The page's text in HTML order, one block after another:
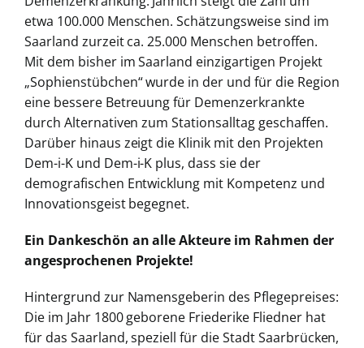
etwa 100.000 Menschen. Schätzungsweise sind im
Saarland zurzeit ca. 25.000 Menschen betroffen.
Mit dem bisher im Saarland einzigartigen Projekt
„Sophienstübchen“ wurde in der und für die Region
eine bessere Betreuung für Demenzerkrankte
durch Alternativen zum Stationsalltag geschaffen.
Darüber hinaus zeigt die Klinik mit den Projekten
Dem-i-K und Dem-i-K plus, dass sie der
demografischen Entwicklung mit Kompetenz und
Innovationsgeist begegnet.
Ein Dankeschön an alle Akteure im Rahmen der
angesprochenen Projekte!
Hintergrund zur Namensgeberin des Pflegepreises:
Die im Jahr 1800 geborene Friederike Fliedner hat
für das Saarland, speziell für die Stadt Saarbrücken,